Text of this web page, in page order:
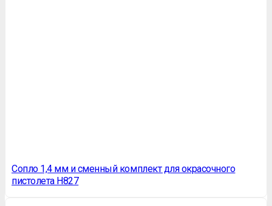
Сопло 1,4 мм и сменный комплект для окрасочного
пистолета H827